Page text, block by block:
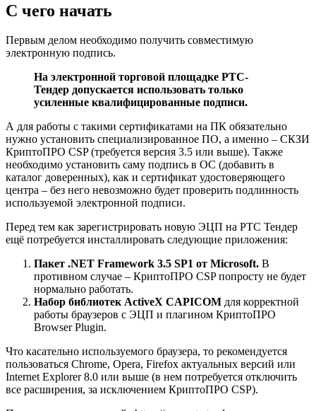
С чего начать
Первым делом необходимо получить совместимую
электронную подпись.
На электронной торговой площадке РТС-
Тендер допускается использовать только
усиленные квалифицированные подписи.
А для работы с такими сертификатами на ПК обязательно
нужно установить специализированное ПО, а именно – СКЗИ
КриптоПРО CSP (требуется версия 3.5 или выше). Также
необходимо установить саму подпись в ОС (добавить в
каталог доверенных), как и сертификат удостоверяющего
центра – без него невозможно будет проверить подлинность
используемой электронной подписи.
Перед тем как зарегистрировать новую ЭЦП на РТС Тендер
ещё потребуется инсталлировать следующие приложения:
Пакет .NET Framework 3.5 SP1 от Microsoft. В
противном случае – КриптоПРО CSP попросту не будет
нормально работать.
Набор библиотек ActiveX CAPICOM для корректной
работы браузеров с ЭЦП и плагином КриптоПРО
Browser Plugin.
Что касательно используемого браузера, то рекомендуется
пользоваться Chrome, Opera, Firefox актуальных версий или
Internet Explorer 8.0 или выше (в нем потребуется отключить
все расширения, за исключением КриптоПРО CSP).